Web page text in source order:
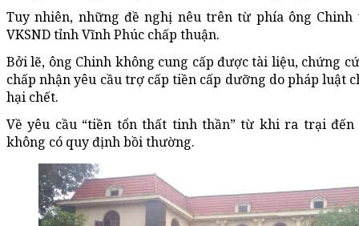
Tuy nhiên, những đề nghị nêu trên từ phía ông
VKSND tỉnh Vĩnh Phúc chấp thuận.
Bởi lẽ, ông Chinh không cung cấp được tài liệu, chứng
chấp nhận yêu cầu trợ cấp tiền cấp dưỡng do pháp
hại chết.
Về yêu cầu “tiền tổn thất tinh thần” từ khi ra trại
không có quy định bồi thường.